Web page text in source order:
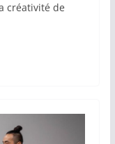
créativité de